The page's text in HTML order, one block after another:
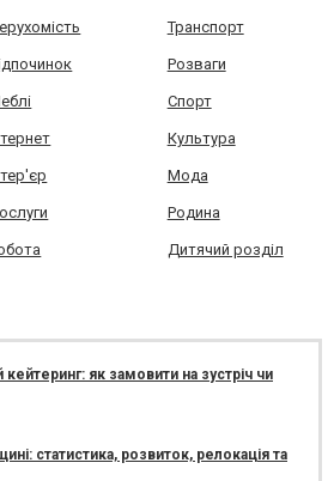
Транспорт
Розваги
Спорт
Культура
Мода
Родина
Дитячий розділ
як замовити на зустріч чи
статистика, розвиток, релокація та